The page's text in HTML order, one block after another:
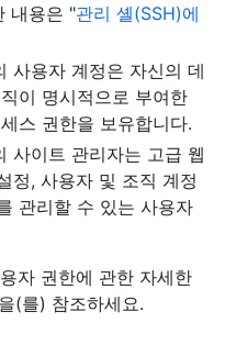
내용은 "관리 셸(SSH)에
사용자 계정은 자신의 데
이 명시적으로 부여한
스 권한을 보유합니다.
사이트 관리자는 고급 웹
정, 사용자 및 조직 계정
관리할 수 있는 사용자
자 권한에 관한 자세한
(를) 참조하세요.